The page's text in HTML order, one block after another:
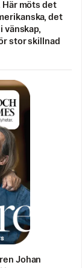
möts det
det
vänskap,
stor skillnad
Johan